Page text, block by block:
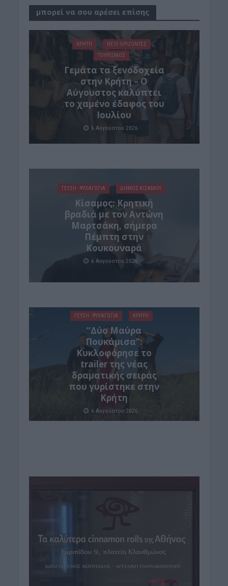
μπορεί να σου αρέσει επίσης
ΚΡΗΤΗ
ΝΕΟΙ ΟΡΙΖΟΝΤΕΣ
ΤΟΥΡΙΣΜΟΣ
Γεμάτα τα ξενοδοχεία
στην Κρήτη – Ο
Αύγουστος καλύπτει
το χαμένο έδαφος του
Ιουλίου
6 Αυγούστου 2026
ΓΕΎΣΗ - ΨΥΧΑΓΩΓΊΑ ΔΉΜΟΣ ΚΙΣΆΜΟΥ
Kίσαμος: Κρητική
βραδιά με τον Αντώνη
Μαρτσάκη, σήμερα
Πέμπτη στην
Κουκουναρά
6 Αυγούστου 2026
ΓΕΎΣΗ - ΨΥΧΑΓΩΓΊΑ ΚΡΗΤΗ
“Δύο Μαύρα
Πουκάμισα”:
Κυκλοφόρησε το
trailer της νέας
δραματικής σειράς
που γυρίστηκε στην
Κρήτη
6 Αυγούστου 2026